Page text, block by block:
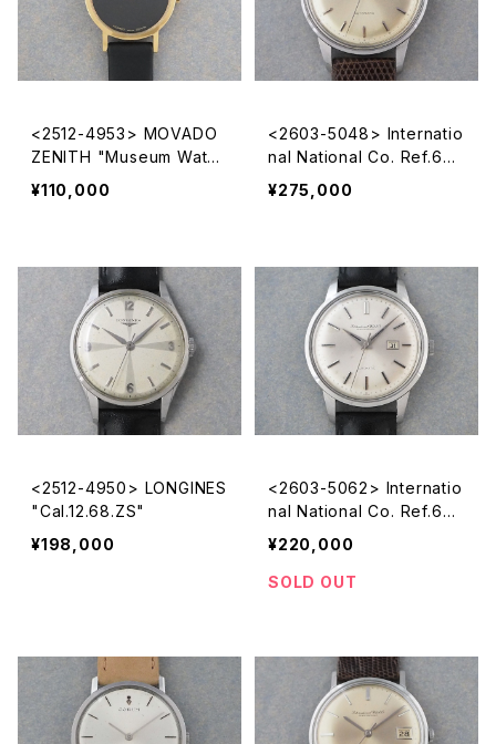
<2512-4953> MOVADO
ZENITH "Museum Watc
h"
¥110,000
<2603-5048> Internatio
nal National Co. Ref.648
A
¥275,000
<2512-4950> LONGINES
"Cal.12.68.ZS"
¥198,000
<2603-5062> Internatio
nal National Co. Ref.648
A
¥220,000
SOLD OUT